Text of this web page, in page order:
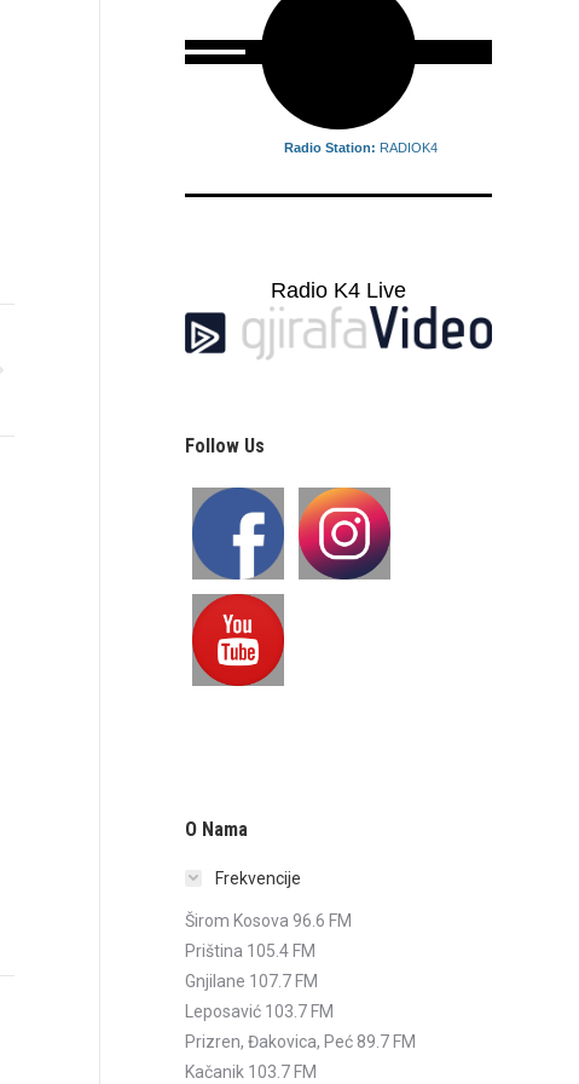
Radio Station: RADIOK4
Radio K4 Live
Follow Us
O Nama
Frekvencije
Širom Kosova 96.6 FM
Priština 105.4 FM
Gnjilane 107.7 FM
Leposavić 103.7 FM
Prizren, Đakovica, Peć 89.7 FM
Kačanik 103.7 FM